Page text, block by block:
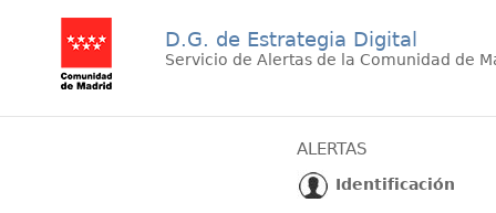
D.G. de Estrategia Digital
Servicio de Alertas de la Comunidad de
ALERTAS
Identificación